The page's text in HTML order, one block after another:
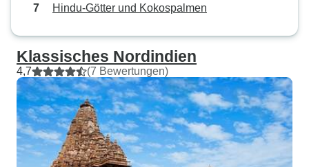
Hindu-Götter und Kokospalmen
Klassisches Nordindien
4,7 (7 Bewertungen)